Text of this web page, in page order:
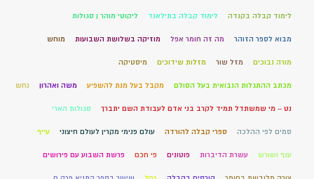
לימוד קבלה בקנדה לימוד קבלה בתילאנד ליקוטי מוהר ן סגולות
מבוא לספר הזוהר מה זה חומר אפל מוזיקה בשלושת השבועות מוחש
מורה נבוכים מזל שור מזלות שידוכים מיסטיקה
מכתב ההתגלות הנבואית בעל הסולם מקבל בעל מנת להשפיע משה ואהרון נחש
נט – מי שמשתדל תמיד לקרב בני אדם לעבודת השם יתברך סגולות הארי
סמים לפי ההלכה ספרי קבלה להורדה עולם פנימי מקרין לעולם חיצוני עייף
ענף ושורש עשרת הדיברות פוטונים פי חכם פרשת השבוע עם פירושים